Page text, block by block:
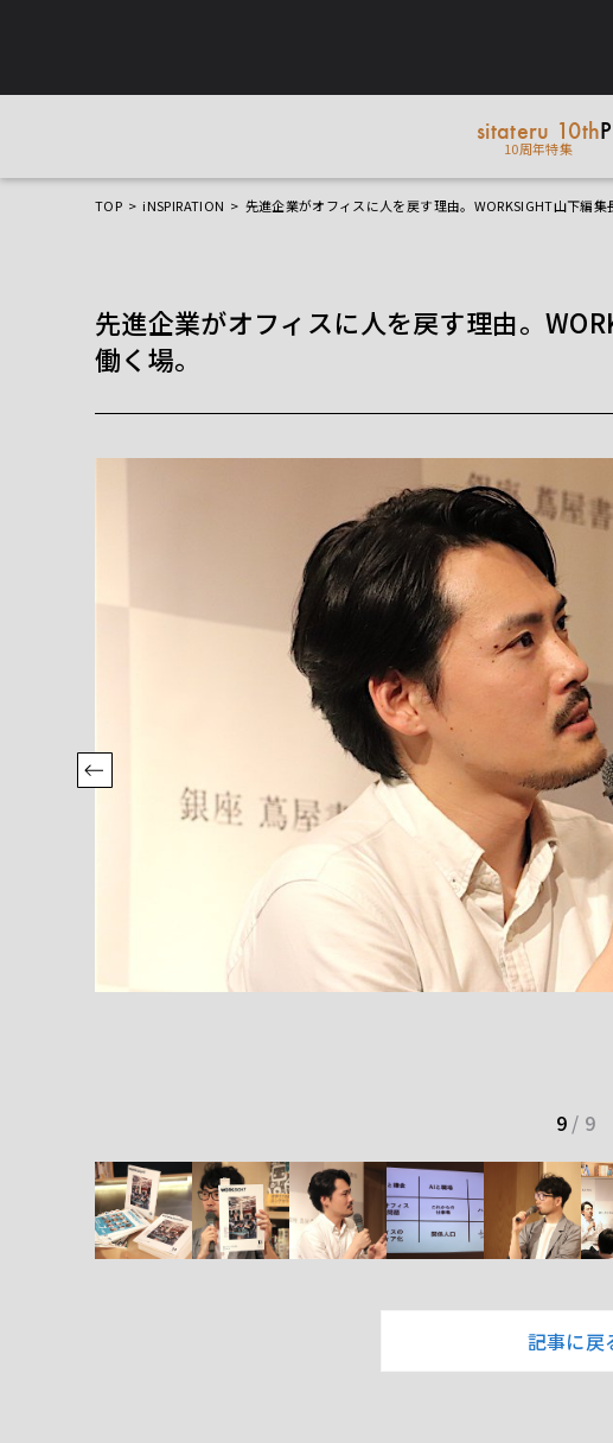
sitateru 10th
10周年特集
TOP iNSPIRATION 先進企業がオフィスに人を戻す理由。WORKSIGHT山下編集
先進企業がオフィスに人を戻す理由。
働く場。
9/ 9
記事に戻